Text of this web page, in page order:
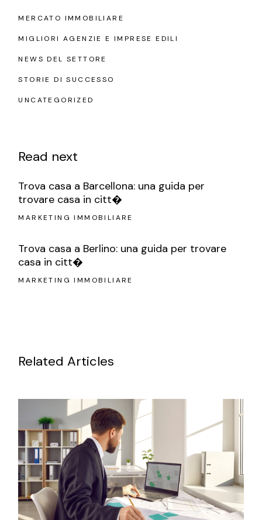
MERCATO IMMOBILIARE
MIGLIORI AGENZIE E IMPRESE EDILI
NEWS DEL SETTORE
STORIE DI SUCCESSO
UNCATEGORIZED
Read next
Trova casa a Barcellona: una guida per
trovare casa in citt�
MARKETING IMMOBILIARE
Trova casa a Berlino: una guida per trovare
casa in citt�
MARKETING IMMOBILIARE
Related Articles